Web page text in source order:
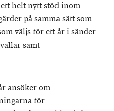
helt nytt stöd inom
på samma sätt som
väljs för ett år i sänder
samt
ansöker om
för